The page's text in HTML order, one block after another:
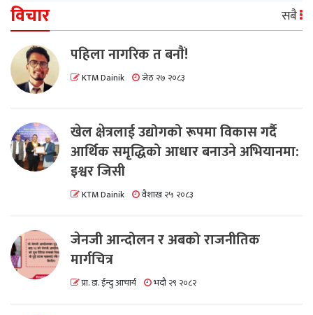
विचार सबै
पहिला नागरिक त बनाैं!
KTM Dainik जेठ २७ २०८३
खेल क्षेत्रलाई उद्योगको रूपमा विकास गर्दै
आर्थिक समृद्धिको आधार बनाउने अभियानमा:
इश्वर जिसी
KTM Dainik वैशाख २५ २०८३
जेनजी आन्दोलन र अबको राजनीतिक
मार्गचित्र
प्रा. डा. ईन्दु आचार्य भदौ २९ २०८२